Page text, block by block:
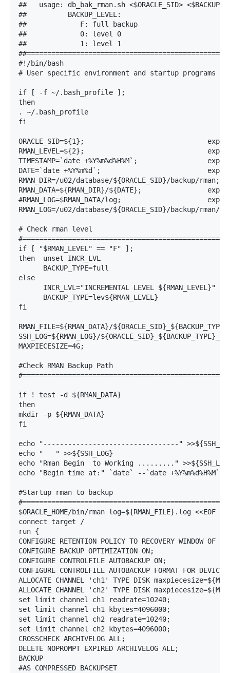
##   usage: db_bak_rman.sh <$ORACLE_SID>
##          BACKUP_LEVEL:
##             F: full backup
##             0: level 0
##             1: level
#!/bin/bash
# User specific environment and startup programs
if [ -f ~/.bash_profile ];
then
. ~/.bash_profile
fi
ORACLE_SID=${1};                              export
RMAN_LEVEL=${2};                              export
TIMESTAMP=`date +%Y%m%d%H%M`;
DATE=`date +%Y%m%d`;
RMAN_DIR=/u02/database/${ORACLE_SID}/backup/
RMAN_DATA=${RMAN_DIR}/${DATE};
#RMAN_LOG=$RMAN_DATA/log;
RMAN_LOG=/u02/database/${ORACLE_SID}/backup/rman/
# Check rman level
if [ "$RMAN_LEVEL" == "F" ];
then  unset INCR_LVL
      BACKUP_TYPE=full
else
      INCR_LVL="INCREMENTAL LEVEL ${RMAN_LEVEL}"
      BACKUP_TYPE=lev${RMAN_LEVEL}
fi
RMAN_FILE=${RMAN_DATA}/
SSH_LOG=${RMAN_LOG}/
MAXPIECESIZE=4G;
#Check RMAN Backup Path
if ! test -d ${RMAN_DATA}
then
mkdir -p ${RMAN_DATA}
fi
echo "---------------------------------"
echo "   " >>${SSH_LOG}
echo "Rman Begin  to Working ........."
echo "Begin time at:" `date` --`date +%Y%m%d%H%M`
#Startup rman to backup
$ORACLE_HOME/bin/rman log=${RMAN_FILE}.log <<EOF
connect target /
run {
CONFIGURE RETENTION POLICY TO RECOVERY WINDOW OF 3
CONFIGURE BACKUP OPTIMIZATION ON;
CONFIGURE CONTROLFILE AUTOBACKUP ON;
CONFIGURE CONTROLFILE AUTOBACKUP FORMAT FOR
ALLOCATE CHANNEL 'ch1' TYPE DISK
ALLOCATE CHANNEL 'ch2' TYPE DISK
set limit channel ch1 readrate=10240;
set limit channel ch1 kbytes=4096000;
set limit channel ch2 readrate=10240;
set limit channel ch2 kbytes=4096000;
CROSSCHECK ARCHIVELOG ALL;
DELETE NOPROMPT EXPIRED ARCHIVELOG ALL;
BACKUP
#AS COMPRESSED BACKUPSET